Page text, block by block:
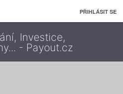
PŘIHLÁSIT SE